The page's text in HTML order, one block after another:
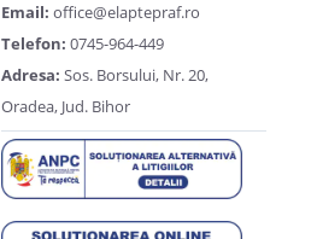
Email: office@elaptepraf.ro
Telefon: 0745-964-449
Adresa: Sos. Borsului, Nr. 20,
Oradea, Jud. Bihor